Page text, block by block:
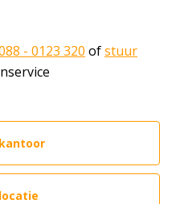
- 0123 320 ofstuur